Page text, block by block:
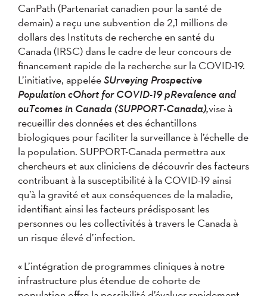
CanPath (Partenariat canadien pour la santé de
demain) a reçu une subvention de 2,1 millions de
dollars des Instituts de recherche en santé du
Canada (IRSC) dans le cadre de leur concours de
financement rapide de la recherche sur la COVID-19.
L’initiative, appeléeSUrveying Prospective
Population cOhort for COVID-19 pRevalence and
ouTcomes in Canada (SUPPORT-Canada),vise à
recueillir des données et des échantillons
biologiques pour faciliter la surveillance à l’échelle de
la population. SUPPORT-Canada permettra aux
chercheurs et aux cliniciens de découvrir des facteurs
contribuant à la susceptibilité à la COVID-19 ainsi
qu’à la gravité et aux conséquences de la maladie,
identifiant ainsi les facteurs prédisposant les
personnes ou les collectivités à travers le Canada à
un risque élevé d’infection.
« L’intégration de programmes cliniques à notre
infrastructure plus étendue de cohorte de